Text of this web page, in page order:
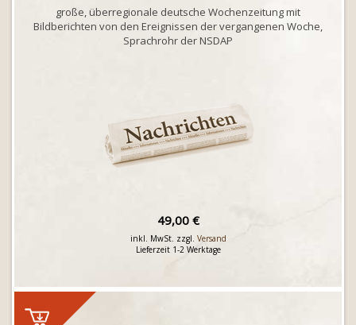
große, überregionale deutsche Wochenzeitung mit
Bildberichten von den Ereignissen der vergangenen Woche,
Sprachrohr der NSDAP
49,00 €
inkl. MwSt. zzgl. Versand
Lieferzeit 1-2 Werktage